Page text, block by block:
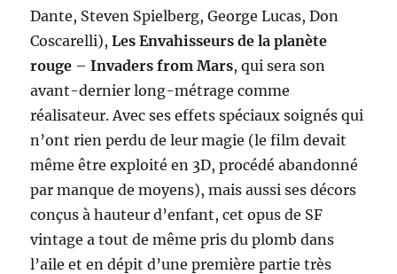
Dante, Steven Spielberg, George Lucas, Don
Coscarelli),Les Envahisseurs de la planète
rouge –Invaders from Mars, qui sera son
avant-dernier long-métrage comme
réalisateur. Avec ses effets spéciaux soignés qui
n’ont rien perdu de leur magie (le film devait
même être exploité en 3D, procédé abandonné
par manque de moyens), mais aussi ses décors
conçus à hauteur d’enfant, cet opus de SF
vintage a tout de même pris du plomb dans
l’aile et en dépit d’une première partie très